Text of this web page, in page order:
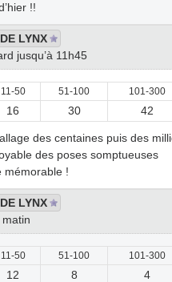
!!
LYNX
jusqu’à 11h45
11-50 51-100 101-300
16 30 42
des centaines puis des
des poses somptueuses
mémorable !
LYNX
11-50 51-100 101-300
12 8 4